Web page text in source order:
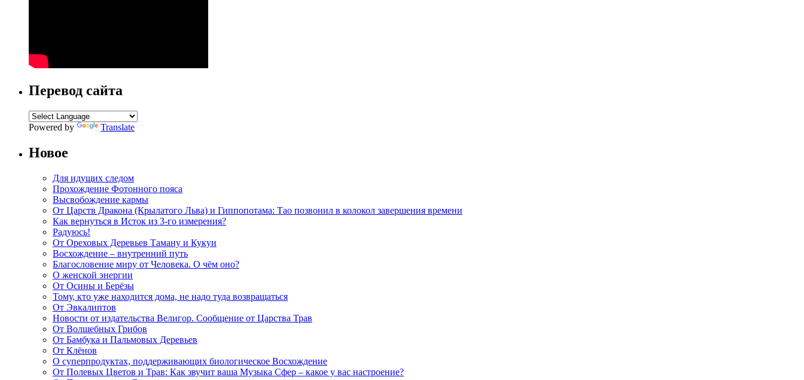
Перевод сайта
Powered by Translate
Новое
Для идущих следом
Прохождение Фотонного пояса
Высвобождение кармы
От Царств Дракона (Крылатого Льва) и Гиппопотама: Тао позвонил в колокол завершения времени
Как вернуться в Исток из 3-го измерения?
Радуюсь!
От Ореховых Деревьев Таману и Кукуи
Восхождение – внутренний путь
Благословение миру от Человека. О чём оно?
О женской энергии
От Осины и Берёзы
Тому, кто уже находится дома, не надо туда возвращаться
От Эвкалиптов
Новости от издательства Велигор. Сообщение от Царства Трав
От Волшебных Грибов
От Бамбука и Пальмовых Деревьев
От Клёнов
О суперпродуктах, поддерживающих биологическое Восхождение
От Полевых Цветов и Трав: Как звучит ваша Музыка Сфер – какое у вас настроение?